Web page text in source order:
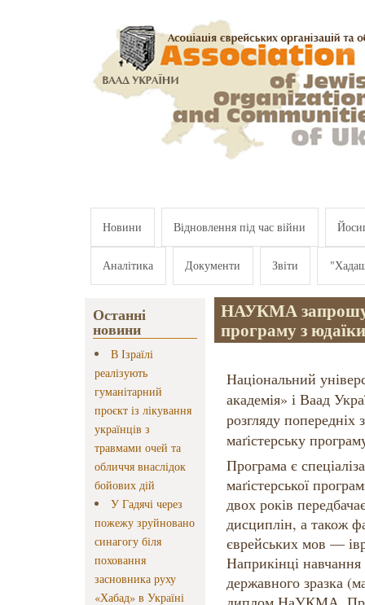
Новини Відновлення під час війни
Аналітика Документи Звіти
Останні
новини
В Ізраїлі
реалізують
гуманітарний
проєкт із лікування
українців з
травмами очей та
обличчя внаслідок
бойових дій
У Гадячі через
пожежу зруйновано
синагогу біля
поховання
засновника руху
«Хабад» в Україні
НАУКМА
програму з юдаїки
Національний
академія» і Ваад
розгляду попередніх
маґістерську
Програма є
маґістерської
двох років
дисциплін, а також
єврейських мов —
Наприкінці
державного зразка